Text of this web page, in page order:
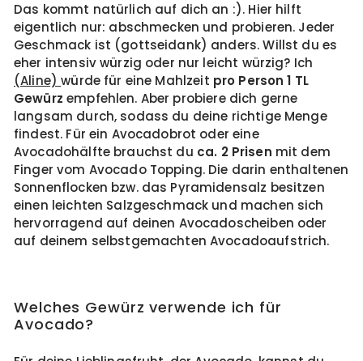
Das kommt natürlich auf dich an :). Hier hilft
eigentlich nur: abschmecken und probieren. Jeder
Geschmack ist (gottseidank) anders. Willst du es
eher intensiv würzig oder nur leicht würzig? Ich
(Aline)würde für eine Mahlzeit pro Person 1 TL
Gewürz empfehlen. Aber probiere dich gerne
langsam durch, sodass du deine richtige Menge
findest. Für ein Avocadobrot oder eine
Avocadohälfte brauchst du ca. 2 Prisen mit dem
Finger vom Avocado Topping. Die darin enthaltenen
Sonnenflocken bzw. das Pyramidensalz besitzen
einen leichten Salzgeschmack und machen sich
hervorragend auf deinen Avocadoscheiben oder
auf deinem selbstgemachten Avocadoaufstrich.
Welches Gewürz verwende ich für
Avocado?